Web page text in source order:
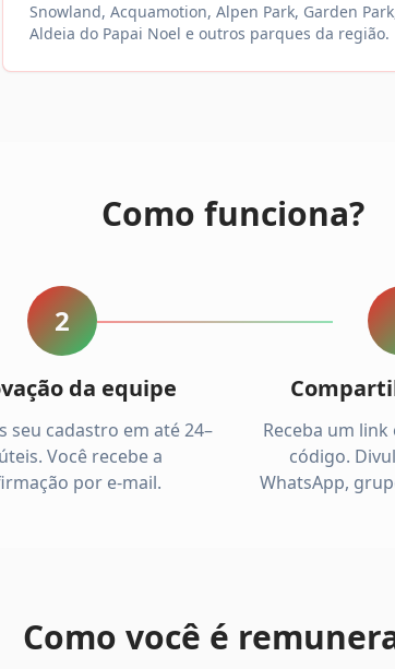
Snowland, Acquamotion, Alpen Park, Garden
Aldeia do Papai Noel e outros parques da região.
Como funciona?
2
da equipe
seu cadastro em até 24–
Você recebe a
por e-mail.
Receba um
código.
WhatsApp,
Como você é